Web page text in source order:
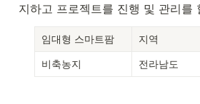
지하고 프로젝트를 진행 및 관리를
임대형 스마트팜 지역
비축농지 전라남도